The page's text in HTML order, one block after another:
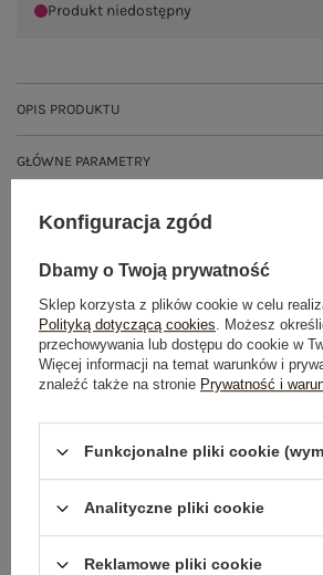
Produkt niedostępny
OPIS PRODUKTU
GŁÓWNE PARAMETRY
OPINIE O PRODUKCIE
WYSYŁKA I DOSTAWA
ZWROTY I REKLAMACJE
Konfiguracja zgód
Dbamy o Twoją prywatność
Sklep korzysta z plików cookie w celu
Polityką dotyczącą cookies. Możesz
przechowywania lub dostępu do cookie w
Więcej informacji na temat warunków i
znaleźć także na stronie Prywatność i
Funkcjonalne pliki cookie
Analityczne pliki cookie
Reklamowe pliki cookie